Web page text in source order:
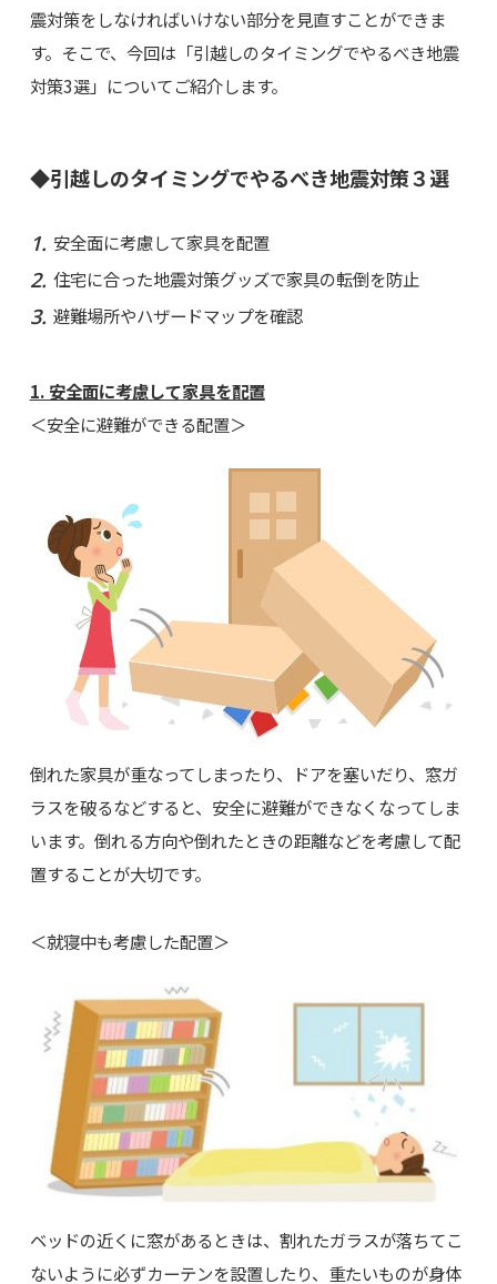
震対策をしなければいけない部分を見直すことができま
す。そこで、今回は「引越しのタイミングでやるべき地震
対策3選」についてご紹介します。
◆引越しのタイミングでやるべき地震対策３選
安全面に考慮して家具を配置
住宅に合った地震対策グッズで家具の転倒を防止
避難場所やハザードマップを確認
1. 安全面に考慮して家具を配置
＜安全に避難ができる配置＞
倒れた家具が重なってしまったり、ドアを塞いだり、窓ガ
ラスを破るなどすると、安全に避難ができなくなってしま
います。倒れる方向や倒れたときの距離などを考慮して配
置することが大切です。
＜就寝中も考慮した配置＞
ベッドの近くに窓があるときは、割れたガラスが落ちてこ
ないように必ずカーテンを設置したり、重たいものが身体